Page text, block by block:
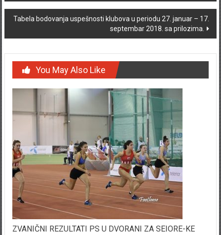
Tabela bodovanja uspešnosti klubova u periodu 27. januar – 17.
septembar 2018. sa prilozima.
You May Also Like
ZVANIČNI REZULTATI PS U DVORANI ZA SEIORE-KE